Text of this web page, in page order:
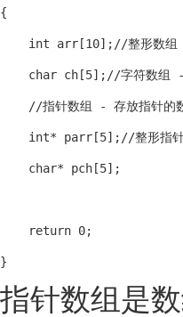
{
int arr[10];//整形数组
char ch[5];//字符数组
//指针数组 - 存放指针的
int* parr[5];//整形指
    char* pch[5];
    return 0;
}
指针数组是